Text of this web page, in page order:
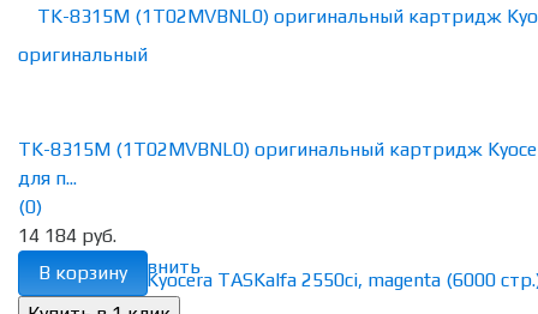
избранное сравнить
TK-8315M (1T02MVBNL0) оригинальный картридж
для п...
(0)
14 184 руб.
В корзину